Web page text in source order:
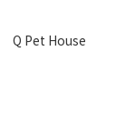
Q Pet House